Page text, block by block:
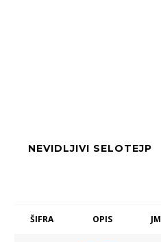
NEVIDLJIVI SELOTEJP
ŠIFRA OPIS JM